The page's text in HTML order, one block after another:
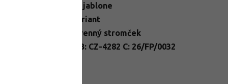
Stĺpovité jablone
Zvoľte variant
prostokorenný stromček
A: Malus B: CZ-4282 C: 26/FP/0032